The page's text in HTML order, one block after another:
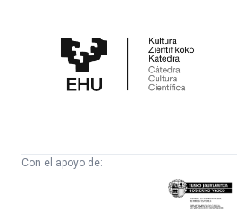
Cultura
Científica
Con el apoyo de:
Eusko
Jaurlaritza